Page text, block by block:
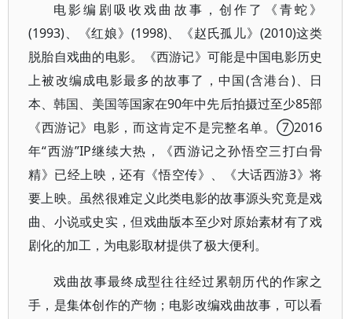
电影编剧吸收戏曲故事，创作了《青蛇》
(1993)、《红娘》(1998)、《赵氏孤儿》(2010)这类
脱胎自戏曲的电影。《西游记》可能是中国电影历史
上被改编成电影最多的故事了，中国(含港台)、日
本、韩国、美国等国家在90年中先后拍摄过至少85部
《西游记》电影，而这肯定不是完整名单。⑦2016
年“西游”IP继续大热，《西游记之孙悟空三打白骨
精》已经上映，还有《悟空传》、《大话西游3》将
要上映。虽然很难定义此类电影的故事源头究竟是戏
曲、小说或史实，但戏曲版本至少对原始素材有了戏
剧化的加工，为电影取材提供了极大便利。
戏曲故事最终成型往往经过累朝历代的作家之
手，是集体创作的产物；电影改编戏曲故事，可以看